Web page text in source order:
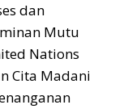
dan
Mutu
Nations
Cita Madani